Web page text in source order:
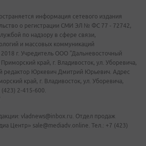
информация сетевого издания
о регистрации СМИ ЭЛ № ФС 77 - 72742,
по надзору в сфере связи,
и массовых коммуникаций
г. Учредитель ООО "Дальневосточный
край, г. Владивосток, ул. Уборевича,
редактор Юркевич Дмитрий Юрьевич. Адрес
край, г. Владивосток, ул. Уборевича,
2-415-600.
vladnews@inbox.ru. Отдел продаж
Центр» sale@mediadv.online. Тел.: +7 (423)